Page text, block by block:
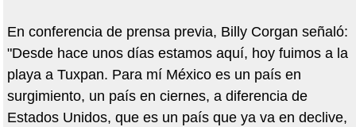
En conferencia de prensa previa, Billy Corgan señaló:
"Desde hace unos días estamos aquí, hoy fuimos a la
playa a Tuxpan. Para mí México es un país en
surgimiento, un país en ciernes, a diferencia de
Estados Unidos, que es un país que ya va en declive,